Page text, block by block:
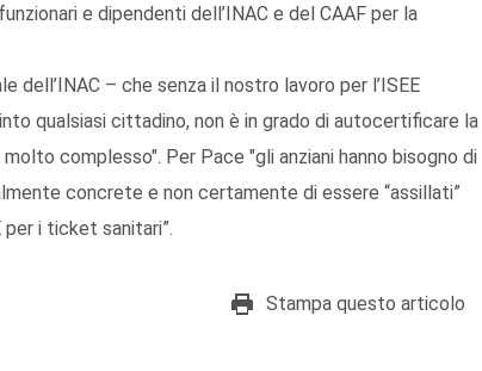
e dipendenti dell’INAC e del CAAF per la
dell’INAC – che senza il nostro lavoro per l’ISEE
qualsiasi cittadino, non è in grado di autocertificare la
complesso". Per Pace "gli anziani hanno bisogno di
concrete e non certamente di essere “assillati”
i ticket sanitari”.
Stampa questo articolo